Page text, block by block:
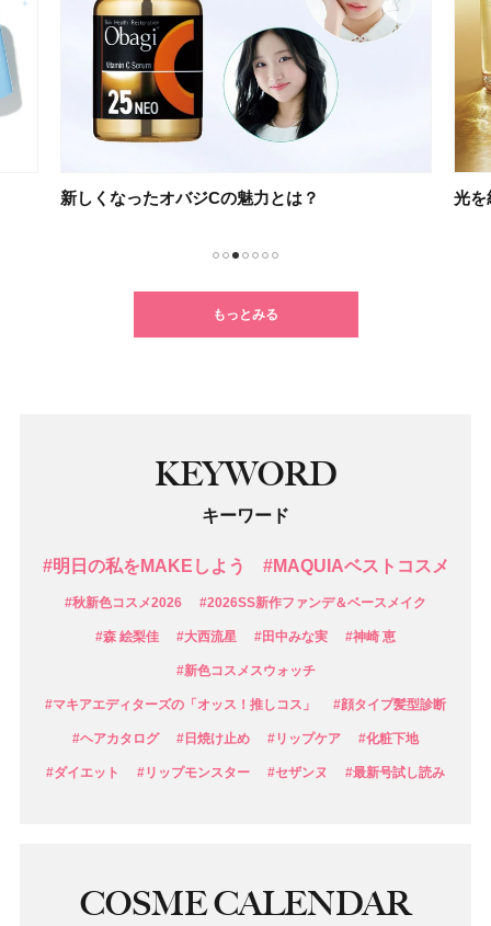
新しくなったオバジCの魅力とは？ 光を
もっとみる
KEYWORD
キーワード
#明日の私をMAKEしよう #MAQUIAベストコスメ
#秋新色コスメ2026 #2026SS新作ファンデ＆ベースメイク
#森 絵梨佳 #大西流星 #田中みな実 #神崎 恵
#新色コスメスウォッチ
#マキアエディターズの「オッス！推しコス」 #顔タイプ髪型診断
#ヘアカタログ #日焼け止め #リップケア #化粧下地
#ダイエット #リップモンスター #セザンヌ #最新号試し読み
COSME CALENDAR